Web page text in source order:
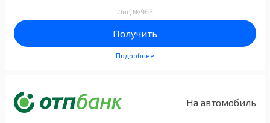
Лиц №963
Получить
Подробнее
На автомобиль